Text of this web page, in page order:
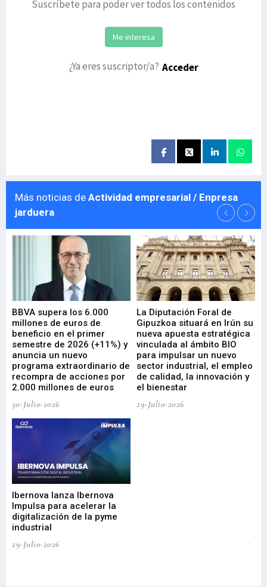
Suscríbete para poder ver todos los contenidos
Me interesa
¿Ya eres suscriptor/a? Acceder
Más noticias de Actividad empresarial / Enpresa
jarduera
BBVA supera los 6.000
millones de euros de
beneficio en el primer
semestre de 2026 (+11%) y
anuncia un nuevo
programa extraordinario de
recompra de acciones por
2.000 millones de euros
30-Julio-2026
La Diputación Foral de
Gipuzkoa situará en Irún su
nueva apuesta estratégica
vinculada al ámbito BIO
para impulsar un nuevo
sector industrial, el empleo
de calidad, la innovación y
el bienestar
29-Julio-2026
Ibernova lanza Ibernova
Impulsa para acelerar la
digitalización de la pyme
industrial
29-Julio-2026